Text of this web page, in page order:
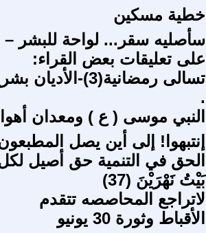
خطية مسكين
على تعليقات بعض القراء:
تسالى رمضانية(3)-
.
النبي موسى ( ع ) ومعدان
إنتبهوا! إلى أين يصل
الحق في التنمية حق أصيل
بَيْتُ نَهْرَيْنَ (37)
لاتراجع المحاصصه تتقدم
الأقباط وثورة 30 يونيو